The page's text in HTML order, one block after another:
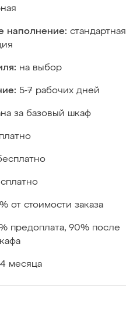
наполнение: стандартная
на выбор
5-7 рабочих дней
за базовый шкаф
от стоимости заказа
предоплата, 90% после
месяца